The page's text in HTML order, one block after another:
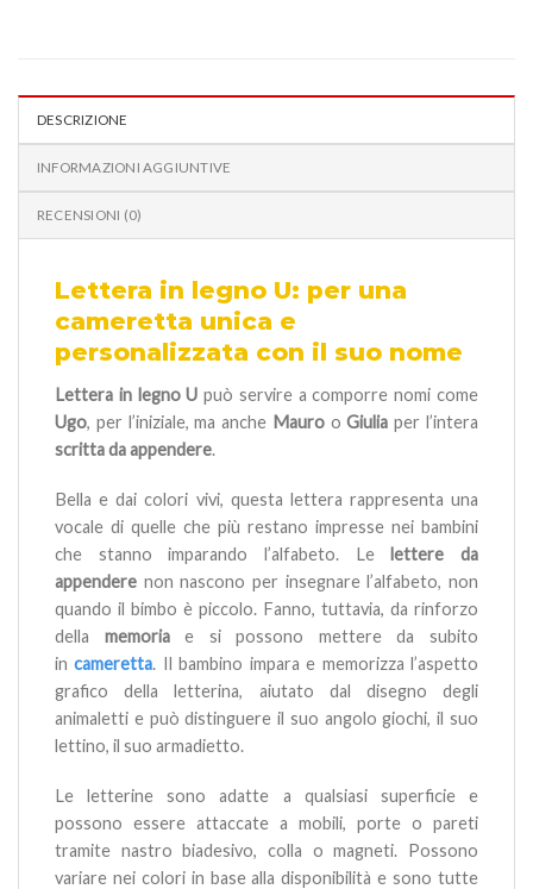
DESCRIZIONE
INFORMAZIONI AGGIUNTIVE
RECENSIONI (0)
Lettera in legno U: per una
cameretta unica e
personalizzata con il suo nome
Lettera in legno U può servire a comporre nomi come
Ugo, per l’iniziale, ma anche MaurooGiulia per l’intera
scritta da appendere.
Bella e dai colori vivi, questa lettera rappresenta una
vocale di quelle che più restano impresse nei bambini
che stanno imparando l’alfabeto. Lelettere da
appendere non nascono per insegnare l’alfabeto, non
quando il bimbo è piccolo. Fanno, tuttavia, da rinforzo
della memoriae si possono mettere da subito
incameretta. Il bambino impara e memorizza l’aspetto
grafico della letterina, aiutato dal disegno degli
animaletti e può distinguere il suo angolo giochi, il suo
lettino, il suo armadietto.
Le letterine sono adatte a qualsiasi superficie e
possono essere attaccate a mobili, porte o pareti
tramite nastro biadesivo, colla o magneti. Possono
variare nei colori in base alla disponibilità e sono tutte